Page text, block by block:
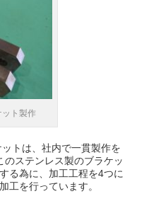
ト製作
トは、社内で一貫製作を
ステンレス製のブラケッ
る為に、加工工程を4つに
工を行っています。